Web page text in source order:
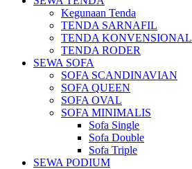
Kegunaan Tenda
TENDA SARNAFIL
TENDA KONVENSIONAL
TENDA RODER
SEWA SOFA
SOFA SCANDINAVIAN
SOFA QUEEN
SOFA OVAL
SOFA MINIMALIS
Sofa Single
Sofa Double
Sofa Triple
SEWA PODIUM